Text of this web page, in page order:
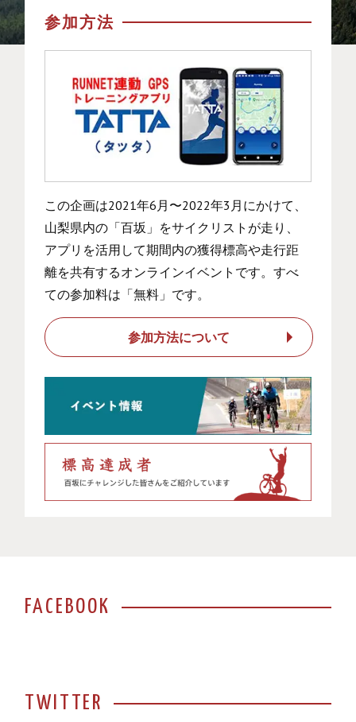
参加方法
この企画は2021年6月〜2022年3月にかけて、
山梨県内の「百坂」をサイクリストが走り、
アプリを活用して期間内の獲得標高や走行距
離を共有するオンラインイベントです。すべ
ての参加料は「無料」です。
参加方法について
FACEBOOK
TWITTER